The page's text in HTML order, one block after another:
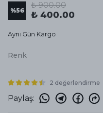
%56
₺ 900.00
₺ 400.00
Aynı Gün Kargo
Renk
2 değerlendirme
Paylaş: